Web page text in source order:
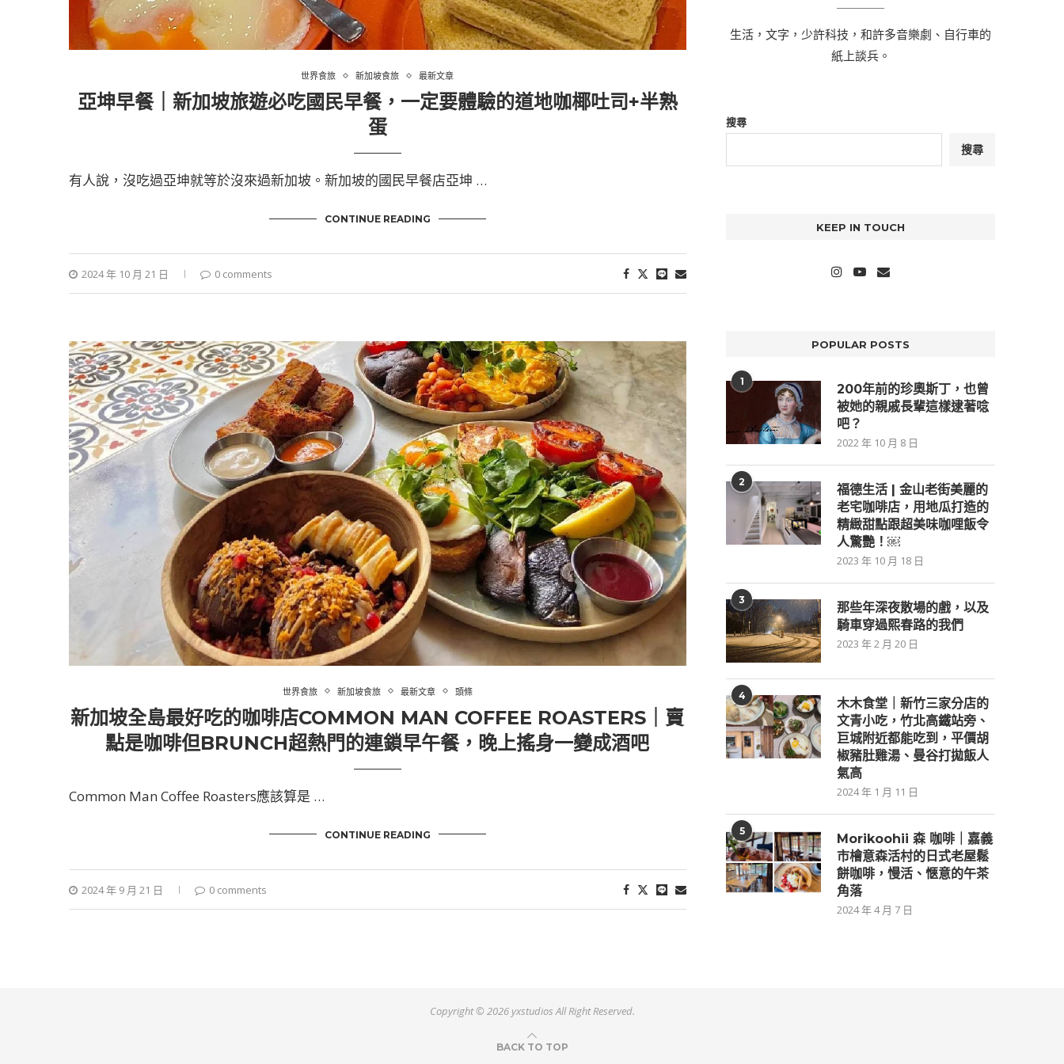
世界食旅 新加坡食旅 最新文章
亞坤早餐｜新加坡旅遊必吃國民早餐，一定要體驗的道地咖椰吐司+半熟
蛋
有人說，沒吃過亞坤就等於沒來過新加坡。新加坡的國民早餐店亞坤 …
CONTINUE READING
2024 年 10 月 21 日 0 comments
世界食旅 新加坡食旅 最新文章 頭條
新加坡全島最好吃的咖啡店COMMON MAN COFFEE ROASTERS｜賣
點是咖啡但BRUNCH超熱門的連鎖早午餐，晚上搖身一變成酒吧
Common Man Coffee Roasters應該算是 …
CONTINUE READING
2024 年 9 月 21 日 0 comments
生活，文字，少許科技，和許多音樂劇、自行車的
紙上談兵。
搜尋
搜尋
KEEP IN TOUCH
POPULAR POSTS
1
200年前的珍奧斯丁，也曾
被她的親戚長輩這樣逮著唸
吧？
2022 年 10 月 8 日
2
福德生活 | 金山老街美麗的
老宅咖啡店，用地瓜打造的
精緻甜點跟超美味咖哩飯令
人驚艷！￼
2023 年 10 月 18 日
3
那些年深夜散場的戲，以及
騎車穿過熙春路的我們
2023 年 2 月 20 日
4
木木食堂｜新竹三家分店的
文青小吃，竹北高鐵站旁、
巨城附近都能吃到，平價胡
椒豬肚雞湯、曼谷打拋飯人
氣高
2024 年 1 月 11 日
5
Morikoohii 森 咖啡｜嘉義
市檜意森活村的日式老屋鬆
餅咖啡，慢活、愜意的午茶
角落
2024 年 4 月 7 日
Copyright © 2026 yxstudios All Right Reserved.
BACK TO TOP